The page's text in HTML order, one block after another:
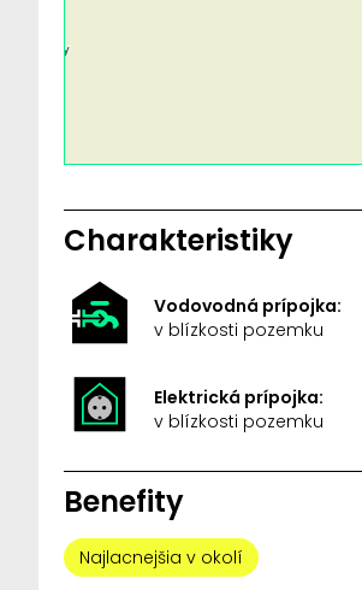
Charakteristiky
Vodovodná prípojka:
v blízkosti pozemku
Elektrická prípojka:
v blízkosti pozemku
Benefity
Najlacnejšia v okolí